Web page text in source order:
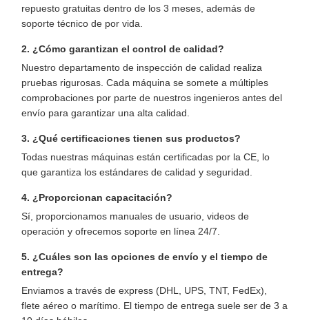
repuesto gratuitas dentro de los 3 meses, además de
soporte técnico de por vida.
2. ¿Cómo garantizan el control de calidad?
Nuestro departamento de inspección de calidad realiza
pruebas rigurosas. Cada máquina se somete a múltiples
comprobaciones por parte de nuestros ingenieros antes del
envío para garantizar una alta calidad.
3. ¿Qué certificaciones tienen sus productos?
Todas nuestras máquinas están certificadas por la CE, lo
que garantiza los estándares de calidad y seguridad.
4. ¿Proporcionan capacitación?
Sí, proporcionamos manuales de usuario, videos de
operación y ofrecemos soporte en línea 24/7.
5. ¿Cuáles son las opciones de envío y el tiempo de
entrega?
Enviamos a través de express (DHL, UPS, TNT, FedEx),
flete aéreo o marítimo. El tiempo de entrega suele ser de 3 a